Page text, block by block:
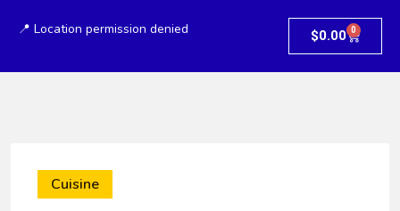
📍 Location permission denied $0.00 0
Cuisine